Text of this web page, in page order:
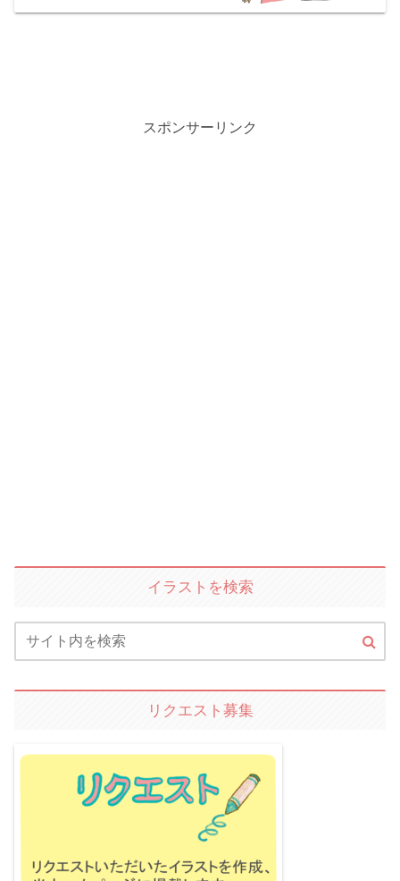
スポンサーリンク
イラストを検索
リクエスト募集